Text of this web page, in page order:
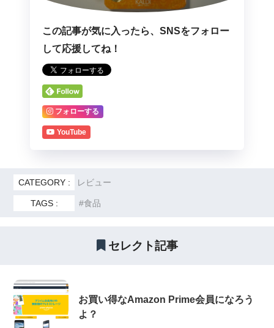
この記事が気に入ったら、SNSをフォロー
して応援してね！
フォローする
YouTube
CATEGORY : レビュー
TAGS : 食品
セレクト記事
お買い得なAmazon Prime会員になろう
よ？